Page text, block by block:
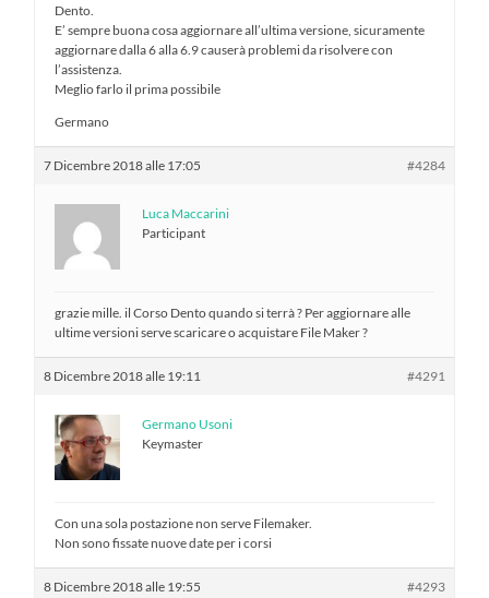
Dento.
E’ sempre buona cosa aggiornare all’ultima versione, sicuramente
aggiornare dalla 6 alla 6.9 causerà problemi da risolvere con
l’assistenza.
Meglio farlo il prima possibile
Germano
7 Dicembre 2018 alle 17:05 #4284
Luca Maccarini
Participant
grazie mille. il Corso Dento quando si terrà ? Per aggiornare alle
ultime versioni serve scaricare o acquistare File Maker ?
8 Dicembre 2018 alle 19:11 #4291
Germano Usoni
Keymaster
Con una sola postazione non serve Filemaker.
Non sono fissate nuove date per i corsi
8 Dicembre 2018 alle 19:55 #4293